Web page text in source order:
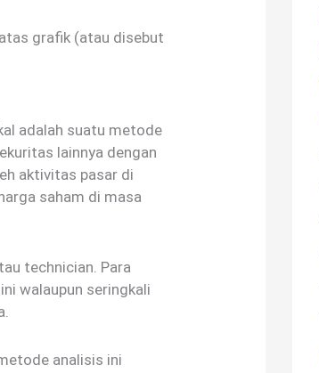
grafik (atau disebut
adalah suatu metode
lainnya dengan
aktivitas pasar di
saham di masa
technician. Para
walaupun seringkali
analisis ini